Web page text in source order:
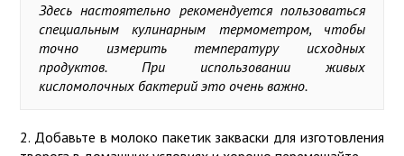
Здесь настоятельно рекомендуется пользоваться
специальным кулинарным термометром, чтобы
точно измерить температуру исходных
продуктов. При использовании живых
кисломолочных бактерий это очень важно.
2. Добавьте в молоко пакетик закваски для изготовления